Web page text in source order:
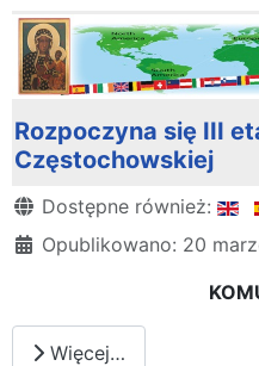
Rozpoczyna się III
Częstochowskiej
Szczegóły
Dostępne również:
Opublikowano: 20
Więcej…